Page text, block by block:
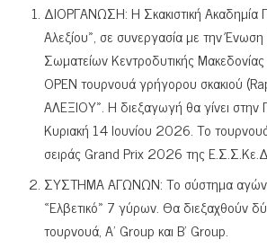
ΔΙΟΡΓΑΝΩΣΗ: Η Σκακιστική Ακαδημία
Αλεξίου», σε συνεργασία με την Ένωση
Σωματείων Κεντροδυτικής
OPEN τουρνουά γρήγορου σκακιού
ΑΛΕΞΙΟΥ». Η διεξαγωγή θα γίνει στην
Κυριακή 14 Ιουνίου 2026. Το
σειράς Grand Prix 2026 της
ΣΥΣΤΗΜΑ ΑΓΩΝΩΝ: Το σύστημα
«Ελβετικό» 7 γύρων. Θα διεξαχθούν
τουρνουά, Α’ Group και Β’ Group.